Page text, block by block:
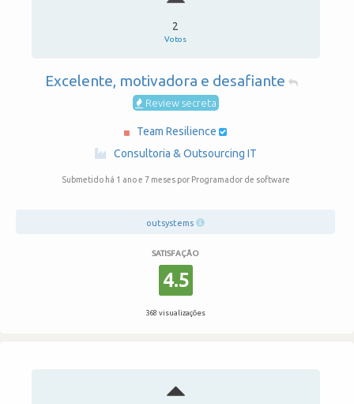
2
Votos
Excelente, motivadora e desafiante
Review secreta
Team Resilience
·
Consultoria & Outsourcing IT
Submetido há 1 ano e 7 meses por Programador de software
outsystems
SATISFAÇÃO
4.5
368 visualizações